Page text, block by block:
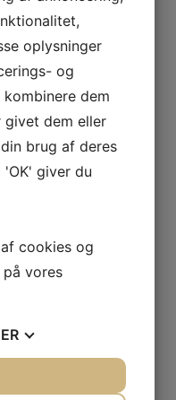
CARE, IPPC
oplysninger
og
dem
givet dem eller
brug af deres
giver du
cookies og
vores